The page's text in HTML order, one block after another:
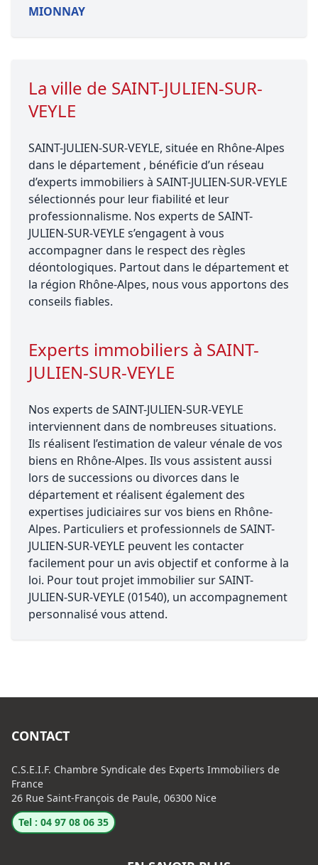
MIONNAY
La ville de SAINT-JULIEN-SUR-
VEYLE
SAINT-JULIEN-SUR-VEYLE, située en Rhône-Alpes
dans le département , bénéficie d’un réseau
d’experts immobiliers à SAINT-JULIEN-SUR-VEYLE
sélectionnés pour leur fiabilité et leur
professionnalisme. Nos experts de SAINT-
JULIEN-SUR-VEYLE s’engagent à vous
accompagner dans le respect des règles
déontologiques. Partout dans le département et
la région Rhône-Alpes, nous vous apportons des
conseils fiables.
Experts immobiliers à SAINT-
JULIEN-SUR-VEYLE
Nos experts de SAINT-JULIEN-SUR-VEYLE
interviennent dans de nombreuses situations.
Ils réalisent l’estimation de valeur vénale de vos
biens en Rhône-Alpes. Ils vous assistent aussi
lors de successions ou divorces dans le
département et réalisent également des
expertises judiciaires sur vos biens en Rhône-
Alpes. Particuliers et professionnels de SAINT-
JULIEN-SUR-VEYLE peuvent les contacter
facilement pour un avis objectif et conforme à la
loi. Pour tout projet immobilier sur SAINT-
JULIEN-SUR-VEYLE (01540), un accompagnement
personnalisé vous attend.
CONTACT
C.S.E.I.F. Chambre Syndicale des Experts Immobiliers de
France
26 Rue Saint-François de Paule, 06300 Nice
Tel : 04 97 08 06 35